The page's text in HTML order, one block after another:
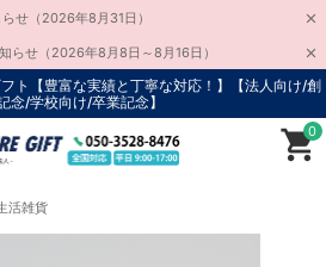
（2026年8月31日）
せ（2026年8月8日～8月16日）
ト【豊富な実績と丁寧な対応！】
【法人向け/創
念/学校向け/卒業記念】
0
活雑貨